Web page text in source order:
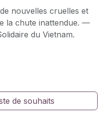
nouvelles cruelles et
la chute inattendue. —
du Vietnam.
de souhaits